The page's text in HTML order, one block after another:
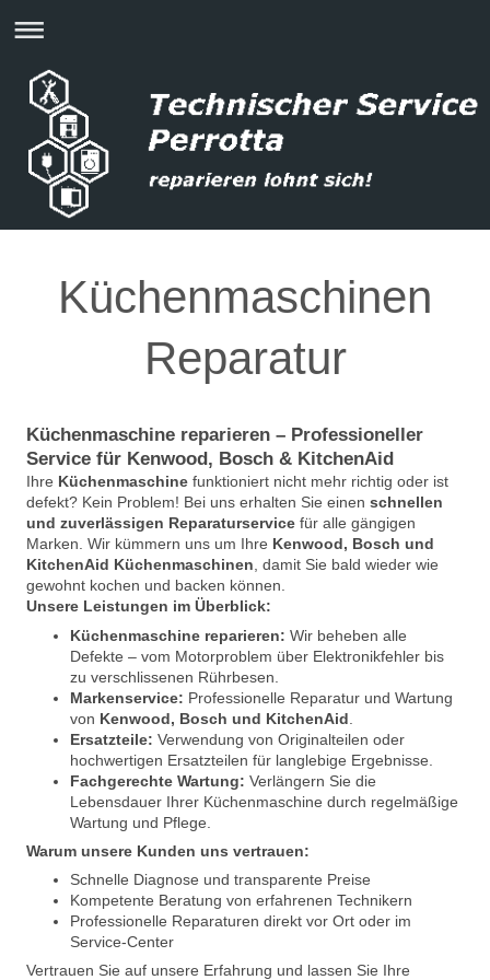
Küchenmaschinen
Reparatur
Küchenmaschine reparieren – Professioneller
Service für Kenwood, Bosch & KitchenAid
Ihre Küchenmaschine funktioniert nicht mehr richtig oder ist
defekt? Kein Problem! Bei uns erhalten Sie einen schnellen
und zuverlässigen Reparaturservice für alle gängigen
Marken. Wir kümmern uns um Ihre Kenwood, Bosch und
KitchenAid Küchenmaschinen, damit Sie bald wieder wie
gewohnt kochen und backen können.
Unsere Leistungen im Überblick:
Küchenmaschine reparieren: Wir beheben alle
Defekte – vom Motorproblem über Elektronikfehler bis
zu verschlissenen Rührbesen.
Markenservice: Professionelle Reparatur und Wartung
von Kenwood, Bosch und KitchenAid
Ersatzteile: Verwendung von Originalteilen oder
hochwertigen Ersatzteilen für langlebige Ergebnisse.
Fachgerechte Wartung: Verlängern Sie die
Lebensdauer Ihrer Küchenmaschine durch regelmäßige
Wartung und Pflege.
Warum unsere Kunden uns vertrauen:
Schnelle Diagnose und transparente Preise
Kompetente Beratung von erfahrenen Technikern
Professionelle Reparaturen direkt vor Ort oder im
Service-Center
Vertrauen Sie auf unsere Erfahrung und lassen Sie Ihre